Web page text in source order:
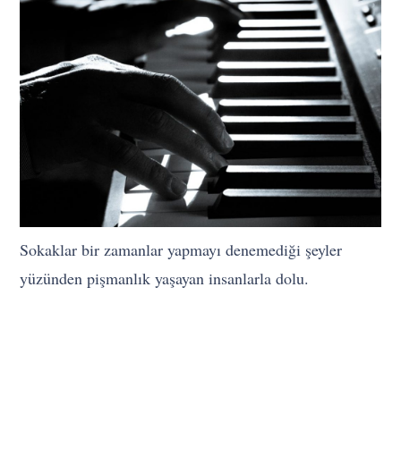
Sokaklar bir zamanlar yapmayı denemediği şeyler
yüzünden pişmanlık yaşayan insanlarla dolu.